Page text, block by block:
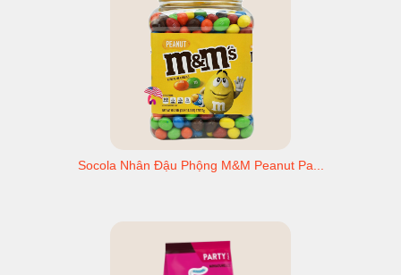
Socola Nhân Đậu Phộng M&M Peanut Pa...